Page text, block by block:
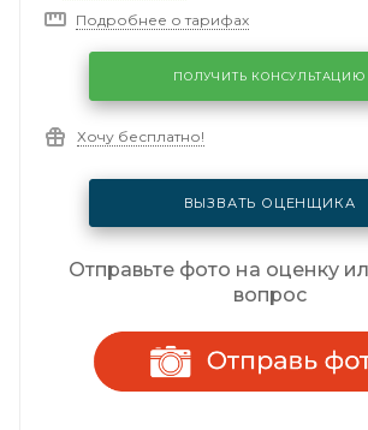
Подробнее о тарифах
ПОЛУЧИТЬ КОНСУЛЬТАЦИЮ
Хочу бесплатно!
ВЫЗВАТЬ ОЦЕНЩИКА
Отправьте фото на оценку
вопрос